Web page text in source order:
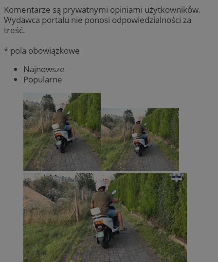
Komentarze są prywatnymi opiniami użytkowników.
Wydawca portalu nie ponosi odpowiedzialności za
treść.
* pola obowiązkowe
Najnowsze
Popularne